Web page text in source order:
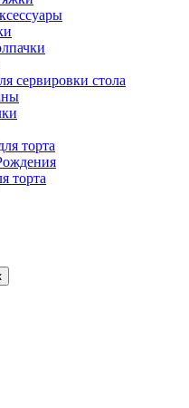
сервировки стола
торта
торта